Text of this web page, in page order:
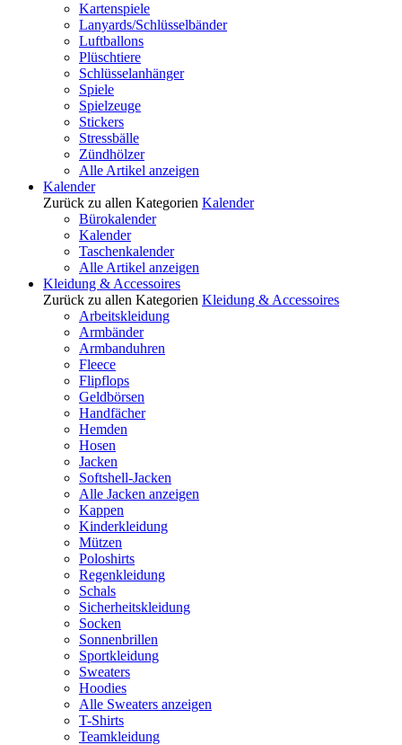
Kartenspiele
Lanyards/Schlüsselbänder
Luftballons
Plüschtiere
Schlüsselanhänger
Spiele
Spielzeuge
Stickers
Stressbälle
Zündhölzer
Alle Artikel anzeigen
Kalender
Zurück zu allen Kategorien Kalender
Bürokalender
Kalender
Taschenkalender
Alle Artikel anzeigen
Kleidung & Accessoires
Zurück zu allen Kategorien Kleidung & Accessoires
Arbeitskleidung
Armbänder
Armbanduhren
Fleece
Flipflops
Geldbörsen
Handfächer
Hemden
Hosen
Jacken
Softshell-Jacken
Alle Jacken anzeigen
Kappen
Kinderkleidung
Mützen
Poloshirts
Regenkleidung
Schals
Sicherheitskleidung
Socken
Sonnenbrillen
Sportkleidung
Sweaters
Hoodies
Alle Sweaters anzeigen
T-Shirts
Teamkleidung